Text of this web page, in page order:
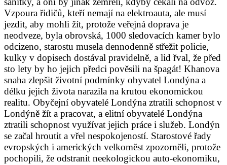
Vzpoura řidičů, kteří nemají na elektroauta, ale musí
jezdit, aby mohli žít, protože veřejná doprava je
neodveze, byla obrovská, 1000 sledovacích kamer bylo
odcizeno, starostu musela dennodenně střežit policie,
kulky v dopisech dostával pravidelně, a lid řval, že před
sto lety by ho jejich předci pověsili na špagát! Khanova
snaha zlepšit životní podmínky obyvatel Londýna a
délku jejich života narazila na krutou ekonomickou
realitu. Obyčejní obyvatelé Londýna ztratili schopnost v
Londýně žít a pracovat, a elitní obyvatelé Londýna
ztratili schopnost využívat jejich práce i služeb. Londýn
se začal hroutit a vřel nespokojeností. Starostové řady
evropských i amerických velkoměst zpozorněli, protože
pochopili, že odstranit neekologickou auto-ekonomiku,